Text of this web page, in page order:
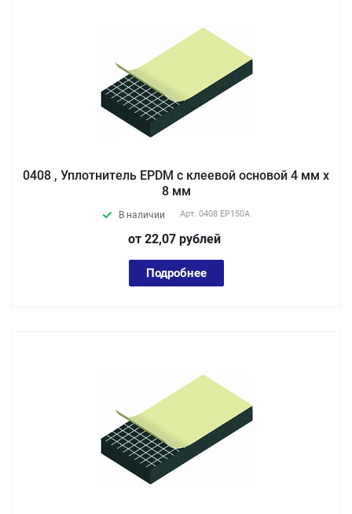
0408 , Уплотнитель EPDM с клеевой основой 4 мм х
8 мм
В наличии Арт. 0408 EP150А
от 22,07 рублей
Подробнее